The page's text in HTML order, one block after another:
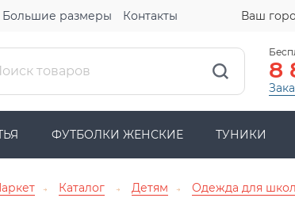
Большие размеры Контакты Ваш
8
ФУТБОЛКИ ЖЕНСКИЕ ТУНИКИ
→ Каталог → Детям → Одежда для